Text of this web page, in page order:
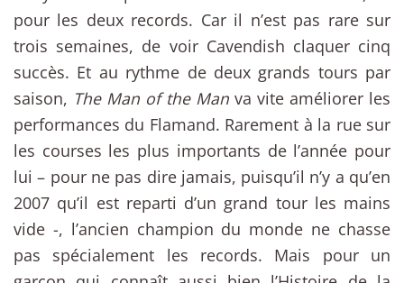
pour les deux records. Car il n’est pas rare sur
trois semaines, de voir Cavendish claquer cinq
succès. Et au rythme de deux grands tours par
saison, The Man of the Man va vite améliorer les
performances du Flamand. Rarement à la rue sur
les courses les plus importants de l’année pour
lui – pour ne pas dire jamais, puisqu’il n’y a qu’en
2007 qu’il est reparti d’un grand tour les mains
vide -, l’ancien champion du monde ne chasse
pas spécialement les records. Mais pour un